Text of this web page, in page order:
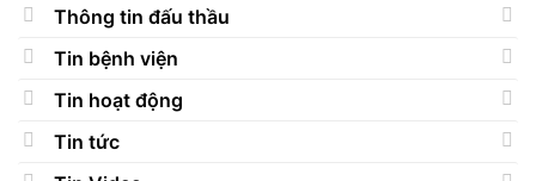
Thông tin đấu thầu
Tin bệnh viện
Tin hoạt động
Tin tức